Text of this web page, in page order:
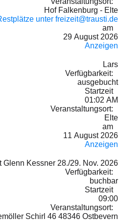
Hof Falkenburg - Elte
unter freizeit@trausti.de
am
29 August 2026
Anzeigen
Lars
Verfügbarkeit:
ausgebucht
Startzeit
01:02 AM
Veranstaltungsort:
Elte
am
11 August 2026
Anzeigen
Kessner 28./29. Nov. 2026
Verfügbarkeit:
buchbar
Startzeit
09:00
Veranstaltungsort:
Schirl 46 48346 Ostbevern